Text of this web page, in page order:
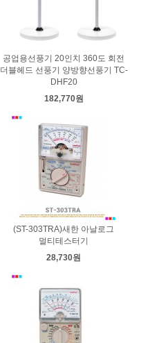
공업용선풍기 20인치 360도 회전
더블헤드 선풍기 양방향선풍기 TC-
DHF20
182,770원
(ST-303TRA)새한 아날로그
멀티테스터기
28,730원